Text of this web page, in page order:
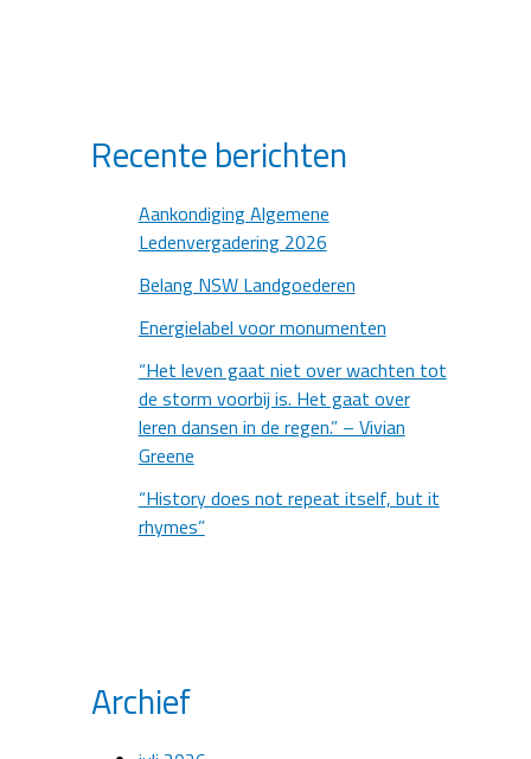
Recente berichten
Aankondiging Algemene
Ledenvergadering 2026
Belang NSW Landgoederen
Energielabel voor monumenten
“Het leven gaat niet over wachten tot
de storm voorbij is. Het gaat over
leren dansen in de regen.” – Vivian
Greene
“History does not repeat itself, but it
rhymes”
Archief